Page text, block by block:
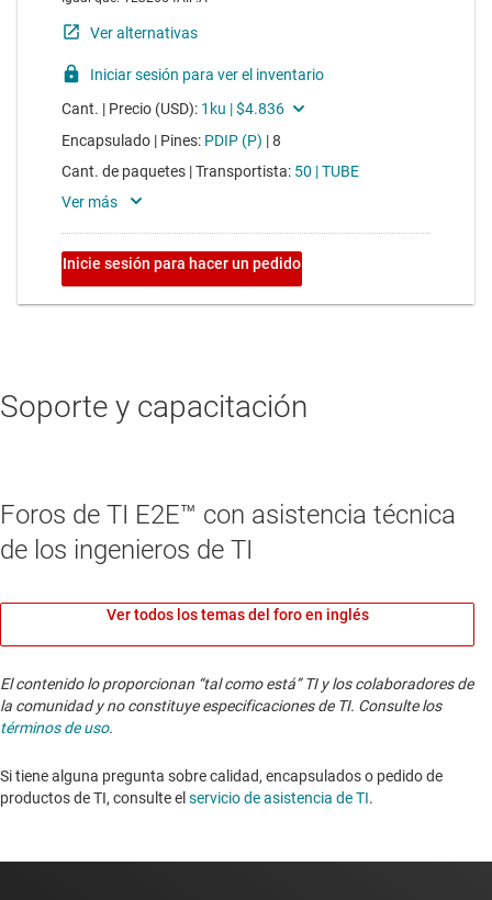
Soporte y capacitación
Foros de TI E2E™ con asistencia técnica
de los ingenieros de TI
Ver todos los temas del foro en inglés
El contenido lo proporcionan “tal como está” TI y los colaboradores de
la comunidad y no constituye especificaciones de TI. Consulte los
términos de uso.
Si tiene alguna pregunta sobre calidad, encapsulados o pedido de
productos de TI, consulte el servicio de asistencia de TI. ​​​​​​​​​​​​​​